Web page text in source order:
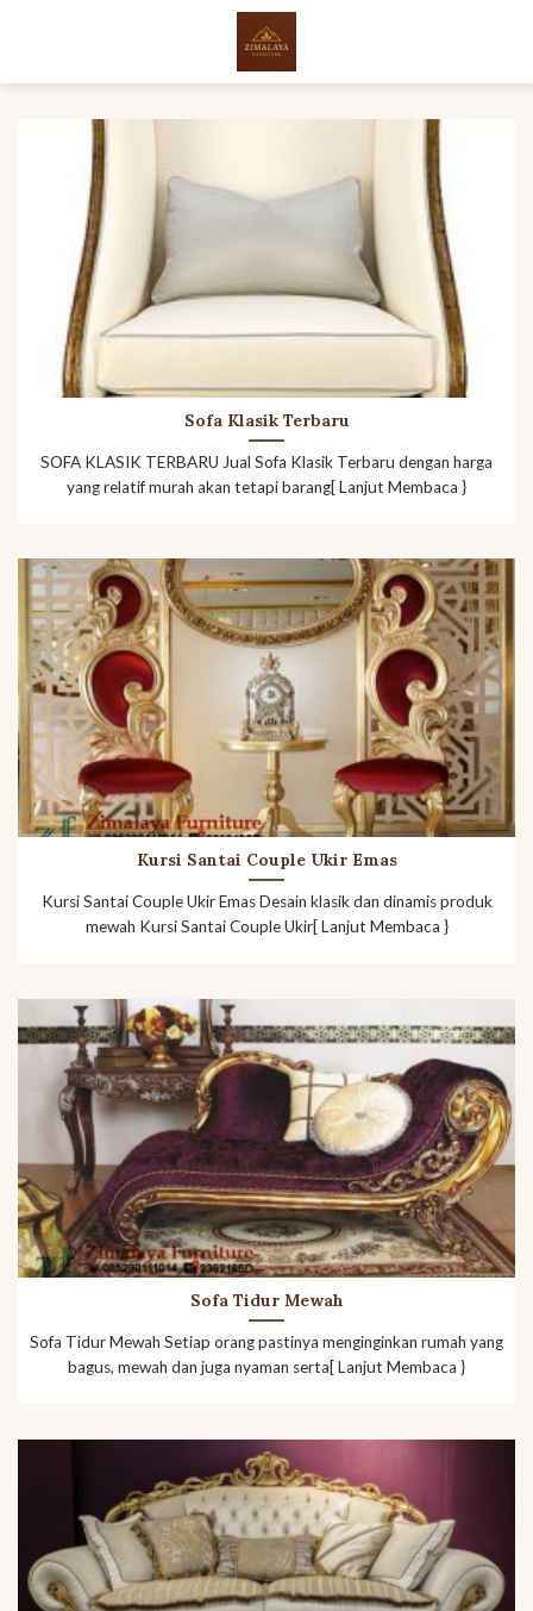
Sofa Klasik Terbaru
SOFA KLASIK TERBARU Jual Sofa Klasik Terbaru dengan harga
yang relatif murah akan tetapi barang[ Lanjut Membaca }
Kursi Santai Couple Ukir Emas
Kursi Santai Couple Ukir Emas Desain klasik dan dinamis produk
mewah Kursi Santai Couple Ukir[ Lanjut Membaca }
Sofa Tidur Mewah
Sofa Tidur Mewah Setiap orang pastinya menginginkan rumah yang
bagus, mewah dan juga nyaman serta[ Lanjut Membaca }